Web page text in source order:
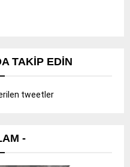
TAKIP EDIN
tweetler
-